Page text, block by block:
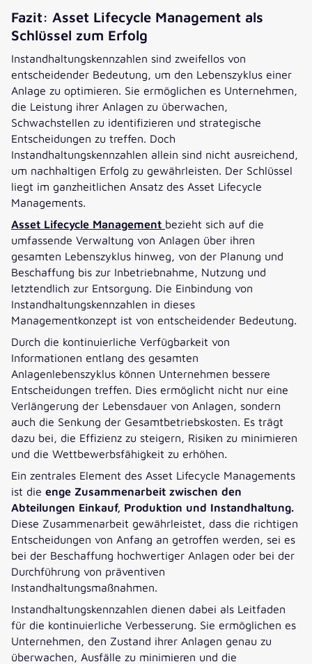
Fazit: Asset Lifecycle Management als
Schlüssel zum Erfolg
Instandhaltungskennzahlen sind zweifellos von
entscheidender Bedeutung, um den Lebenszyklus einer
Anlage zu optimieren. Sie ermöglichen es Unternehmen,
die Leistung ihrer Anlagen zu überwachen,
Schwachstellen zu identifizieren und strategische
Entscheidungen zu treffen. Doch
Instandhaltungskennzahlen allein sind nicht ausreichend,
um nachhaltigen Erfolg zu gewährleisten. Der Schlüssel
liegt im ganzheitlichen Ansatz des Asset Lifecycle
Managements.
Asset Lifecycle Management bezieht sich auf die
umfassende Verwaltung von Anlagen über ihren
gesamten Lebenszyklus hinweg, von der Planung und
Beschaffung bis zur Inbetriebnahme, Nutzung und
letztendlich zur Entsorgung. Die Einbindung von
Instandhaltungskennzahlen in dieses
Managementkonzept ist von entscheidender Bedeutung.
Durch die kontinuierliche Verfügbarkeit von
Informationen entlang des gesamten
Anlagenlebenszyklus können Unternehmen bessere
Entscheidungen treffen. Dies ermöglicht nicht nur eine
Verlängerung der Lebensdauer von Anlagen, sondern
auch die Senkung der Gesamtbetriebskosten. Es trägt
dazu bei, die Effizienz zu steigern, Risiken zu minimieren
und die Wettbewerbsfähigkeit zu erhöhen.
Ein zentrales Element des Asset Lifecycle Managements
ist die enge Zusammenarbeit zwischen den
Abteilungen Einkauf, Produktion und Instandhaltung.
Diese Zusammenarbeit gewährleistet, dass die richtigen
Entscheidungen von Anfang an getroffen werden, sei es
bei der Beschaffung hochwertiger Anlagen oder bei der
Durchführung von präventiven
Instandhaltungsmaßnahmen.
Instandhaltungskennzahlen dienen dabei als Leitfaden
für die kontinuierliche Verbesserung. Sie ermöglichen es
Unternehmen, den Zustand ihrer Anlagen genau zu
überwachen, Ausfälle zu minimieren und die